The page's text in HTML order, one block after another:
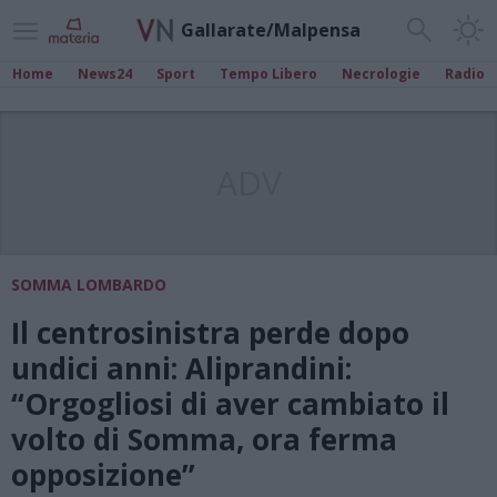
Gallarate/Malpensa
Home News24 Sport Tempo Libero Necrologie Radio
SOMMA LOMBARDO
Il centrosinistra perde dopo
undici anni: Aliprandini:
“Orgogliosi di aver cambiato il
volto di Somma, ora ferma
opposizione”